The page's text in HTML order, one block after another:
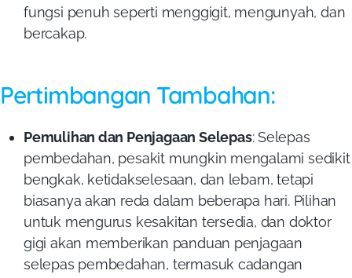
fungsi penuh seperti menggigit, mengunyah, dan
bercakap.
Pertimbangan Tambahan:
Pemulihan dan Penjagaan Selepas: Selepas
pembedahan, pesakit mungkin mengalami sedikit
bengkak, ketidakselesaan, dan lebam, tetapi
biasanya akan reda dalam beberapa hari. Pilihan
untuk mengurus kesakitan tersedia, dan doktor
gigi akan memberikan panduan penjagaan
selepas pembedahan, termasuk cadangan